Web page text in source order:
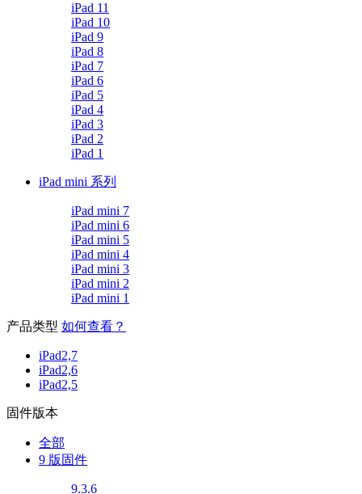
iPad 11
iPad 10
iPad 9
iPad 8
iPad 7
iPad 6
iPad 5
iPad 4
iPad 3
iPad 2
iPad 1
iPad mini 系列
iPad mini 7
iPad mini 6
iPad mini 5
iPad mini 4
iPad mini 3
iPad mini 2
iPad mini 1
产品类型 如何查看？
iPad2,7
iPad2,6
iPad2,5
固件版本
全部
9 版固件
9.3.6